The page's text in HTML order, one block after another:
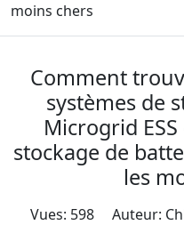
moins chers
Comment
systèmes de
Microgrid
stockage de
les
Vues: 598 Auteur: